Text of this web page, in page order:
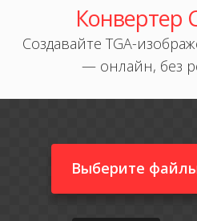
Конвертер
Создавайте TGA-
— онлайн, без
Выберите